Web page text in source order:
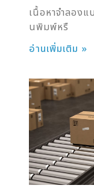
เนื้อหาจำลอง
นพิมพ์หรื
อ่านเพิ่มเติม »